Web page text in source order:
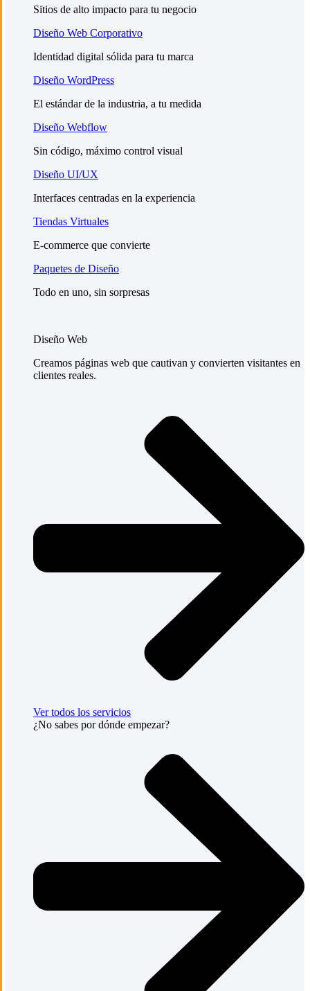
Sitios de alto impacto para tu negocio
Diseño Web Corporativo
Identidad digital sólida para tu marca
Diseño WordPress
El estándar de la industria, a tu medida
Diseño Webflow
Sin código, máximo control visual
Diseño UI/UX
Interfaces centradas en la experiencia
Tiendas Virtuales
E-commerce que convierte
Paquetes de Diseño
Todo en uno, sin sorpresas
Diseño Web
Creamos páginas web que cautivan y convierten visitantes en
clientes reales.
Ver todos los servicios
¿No sabes por dónde empezar?